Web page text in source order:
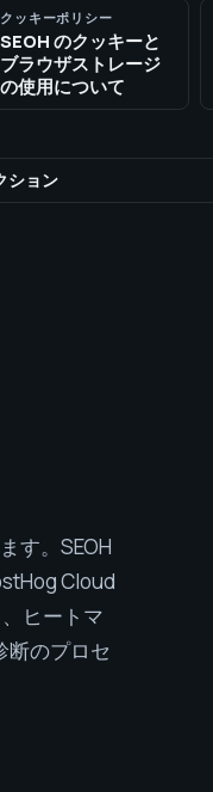
クッキーポリシー
SEOH のクッキーと
ブラウザストレージ
の使用について
ション
す。SEOH
Cloud
ヒートマ
断のプロセ